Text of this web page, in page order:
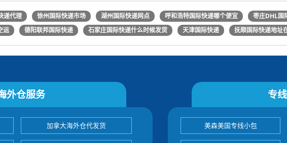
递代理 徐州国际快递市场 湖州国际快递网点 呼和浩特国际快递哪个便宜 枣庄DHL国
运 德阳联邦国际快递 石家庄国际快递什么时候发货 天津国际快递 抚顺国际快递地址
外仓服务
加拿大海外仓代发货
专
美森美国专线小包